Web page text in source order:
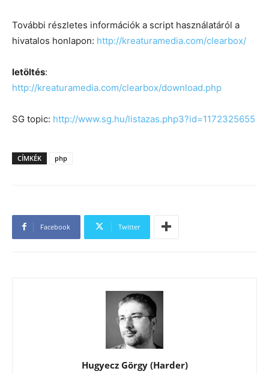
További részletes információk a script használatáról a
hivatalos honlapon: http://kreaturamedia.com/clearbox/
letöltés:
http://kreaturamedia.com/clearbox/download.php
SG topic: http://www.sg.hu/listazas.php3?id=1172325655
CÍMKÉK php
Facebook Twitter
Hugyecz Görgy (Harder)